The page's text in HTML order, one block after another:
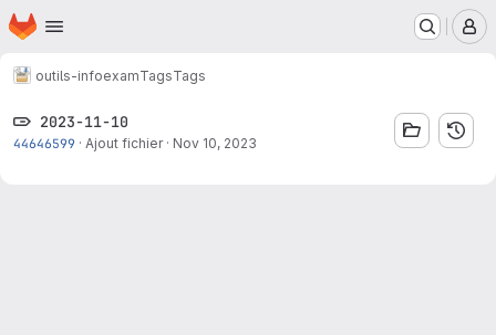
Skip to main content
Homepage
outils-infoexamTagsTags
2023-11-10
44646599 · Ajout fichier · Nov 10, 2023